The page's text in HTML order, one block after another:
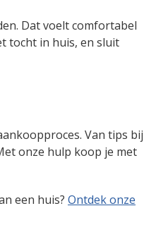
Dat voelt comfortabel
tocht in huis, en sluit
Van tips bij
onze hulp koop je met
een huis? Ontdek onze